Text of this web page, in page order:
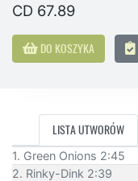
CD 67.89
DO KOSZYKA
LISTA UTWORÓW
1. Green Onions 2:45
2. Rinky-Dink 2:39